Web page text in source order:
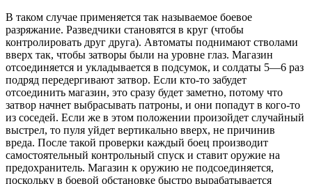
В таком случае применяется так называемое боевое
разряжание. Разведчики становятся в круг (чтобы
контролировать друг друга). Автоматы поднимают стволами
вверх так, чтобы затворы были на уровне глаз. Магазин
отсоединяется и укладывается в подсумок, и солдаты 5—6 раз
подряд передергивают затвор. Если кто-то забудет
отсоединить магазин, это сразу будет заметно, потому что
затвор начнет выбрасывать патроны, и они попадут в кого-то
из соседей. Если же в этом положении произойдет слу­чайный
выстрел, то пуля уйдет вертикально вверх, не причинив
вреда. После такой проверки каждый боец производит
самостоятельный контрольный спуск и ставит оружие на
предохранитель. Магазин к оружию не подсоединяется,
поскольку в боевой обстановке быстро вырабатывается